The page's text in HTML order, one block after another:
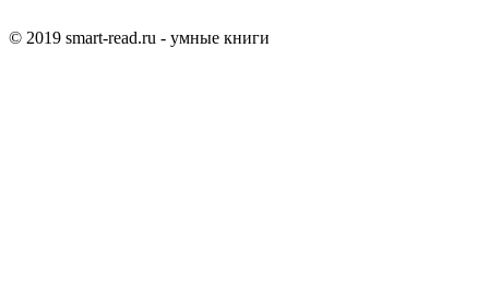
© 2019 smart-read.ru - умные книги